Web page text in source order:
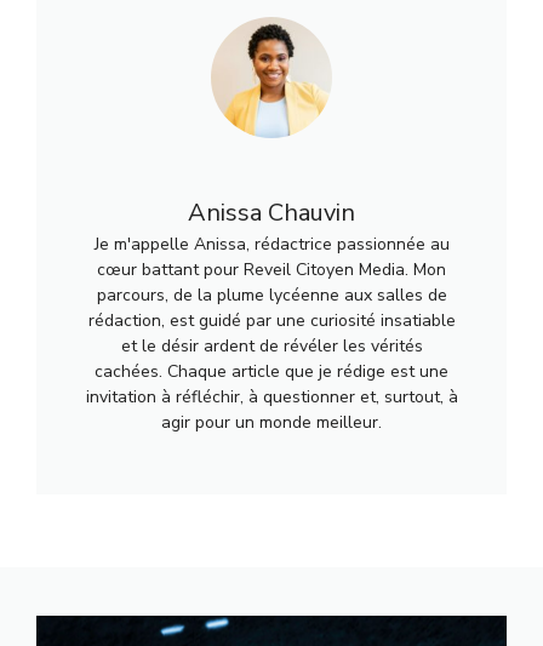
Anissa Chauvin
Je m'appelle Anissa, rédactrice passionnée au
cœur battant pour Reveil Citoyen Media. Mon
parcours, de la plume lycéenne aux salles de
rédaction, est guidé par une curiosité insatiable
et le désir ardent de révéler les vérités
cachées. Chaque article que je rédige est une
invitation à réfléchir, à questionner et, surtout, à
agir pour un monde meilleur.